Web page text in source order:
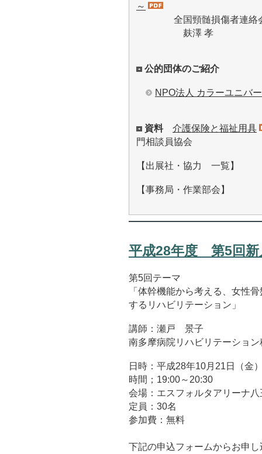
～
全国頸髄損傷者連絡
麸澤 孝
公的団体のご紹介
NPO法人 カラーユニバ
資料 介護保険と福祉用具
門相談員協会
【出展社・協力 一覧】
【事務局・作業部会】
平成28年度 第5回新
第5回テーマ
「体幹機能から考える、女性
するリハビリテーション」
講師：瀬戸 景子
南多摩病院リハビリテーション
日時：平成28年10月21日（金
時間；19:00～20:30
会場：エスフォルタアリーナ
定員：30名
参加費：無料
下記の申込フォームからお申